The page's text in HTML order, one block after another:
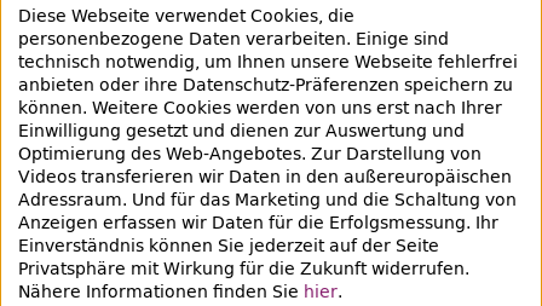
raubgut@zlb.de
+49 30 90226-733
Social-Media Kanäle der ZLB
Facebook Mastodon Instagram
Bereich Provenienzforschung
Breite Straße 30-36
Diese Webseite verwendet Cookies, die
personenbezogene Daten verarbeiten. Einige sind
technisch notwendig, um Ihnen unsere Webseite fehlerfrei
anbieten oder ihre Datenschutz-Präferenzen speichern zu
können. Weitere Cookies werden von uns erst nach Ihrer
Einwilligung gesetzt und dienen zur Auswertung und
Optimierung des Web-Angebotes. Zur Darstellung von
Videos transferieren wir Daten in den außereuropäischen
Adressraum. Und für das Marketing und die Schaltung von
Anzeigen erfassen wir Daten für die Erfolgsmessung. Ihr
Einverständnis können Sie jederzeit auf der Seite
Privatsphäre mit Wirkung für die Zukunft widerrufen.
Nähere Informationen finden Sie hier.